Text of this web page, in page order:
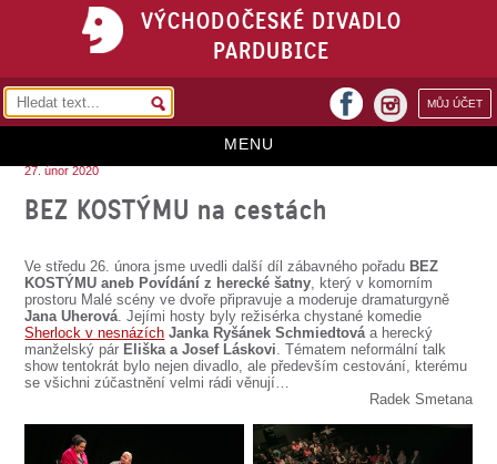
VÝCHODOČESKÉ DIVADLO
PARDUBICE
MŮJ ÚČET
facebook
MENU
REPERTOÁR
VSTUPENKY
PŘEDPLATNÉ
O DIVADLE
27. únor 2020
BEZ KOSTÝMU na cestách
Ve středu 26. února jsme uvedli další díl zábavného pořadu BEZ
KOSTÝMU aneb Povídání z herecké šatny, který v komorním
prostoru Malé scény ve dvoře připravuje a moderuje dramaturgyně
Jana Uherová. Jejími hosty byly režisérka chystané komedie
Sherlock v nesnázích Janka Ryšánek Schmiedtováa herecký
manželský pár Eliška a Josef Láskovi. Tématem neformální talk
show tentokrát bylo nejen divadlo, ale především cestování, kterému
se všichni zúčastnění velmi rádi věnují…
Radek Smetana